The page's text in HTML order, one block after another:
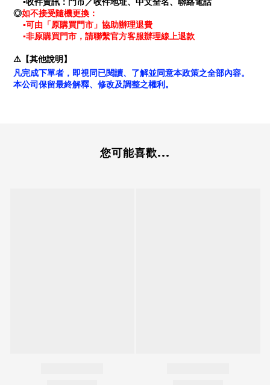
▪收件資訊：門市／收件地址、中文全名、聯絡電話
◎如不接受隨機更換：
▪可由「原購買門市」協助辦理退費
▪非原購買門市，請聯繫官方客服辦理線上退款
⚠️【其他說明】
凡完成下單者，即視同已閱讀、了解並同意本政策之全部內容。
本公司保留最終解釋、修改及調整之權利。
您可能喜歡...